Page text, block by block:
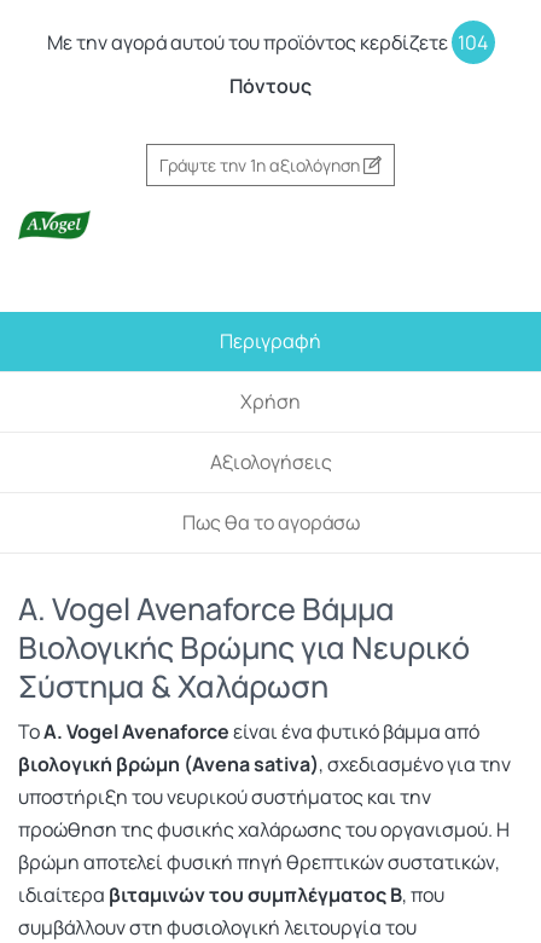
Με την αγορά αυτού του προϊόντος κερδίζετε 104
Πόντους
Γράψτε την 1η αξιολόγηση
Περιγραφή
Χρήση
Αξιολογήσεις
Πως θα το αγοράσω
A. Vogel Avenaforce Βάμμα
Βιολογικής Βρώμης για Νευρικό
Σύστημα & Χαλάρωση
ΤοA. Vogel Avenaforceείναι ένα φυτικό βάμμα από
βιολογική βρώμη (Avena sativa), σχεδιασμένο για την
υποστήριξη του νευρικού συστήματος και την
προώθηση της φυσικής χαλάρωσης του οργανισμού. Η
βρώμη αποτελεί φυσική πηγή θρεπτικών συστατικών,
ιδιαίτερα βιταμινών του συμπλέγματος Β, που
συμβάλλουν στη φυσιολογική λειτουργία του